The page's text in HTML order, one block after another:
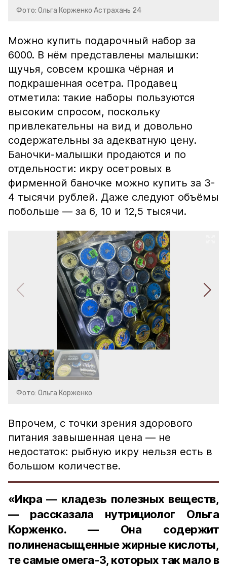
Фото: Ольга Корженко Астрахань 24
Можно купить подарочный набор за
6000. В нём представлены малышки:
щучья, совсем крошка чёрная и
подкрашенная осетра. Продавец
отметила: такие наборы пользуются
высоким спросом, поскольку
привлекательны на вид и довольно
содержательны за адекватную цену.
Баночки-малышки продаются и по
отдельности: икру осетровых в
фирменной баночке можно купить за 3-
4 тысячи рублей. Даже следуют объёмы
побольше — за 6, 10 и 12,5 тысячи.
Фото: Ольга Корженко
Впрочем, с точки зрения здорового
питания завышенная цена — не
недостаток: рыбную икру нельзя есть в
большом количестве.
«Икра — кладезь полезных веществ,
— рассказала нутрициолог Ольга
Корженко. — Она содержит
полиненасыщенные жирные кислоты,
те самые омега-3, которых так мало в